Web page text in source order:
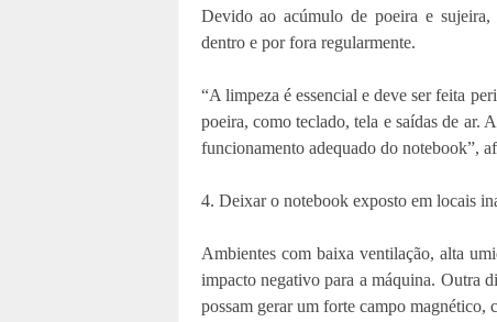
Devido ao acúmulo de poeira e
dentro e por fora regularmente.
“A limpeza é essencial e deve ser feita
poeira, como teclado, tela e saídas de ar.
funcionamento adequado do notebook”,
4. Deixar o notebook exposto em locais
Ambientes com baixa ventilação, alta
impacto negativo para a máquina. Outra
possam gerar um forte campo